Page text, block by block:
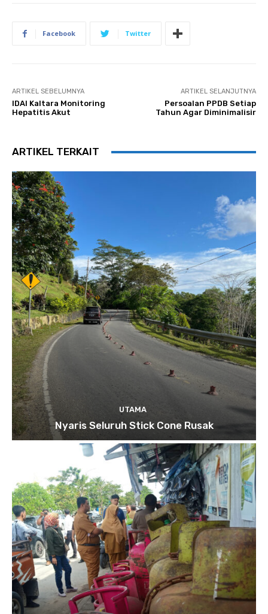
Facebook Twitter
ARTIKEL SEBELUMNYA
IDAI Kaltara Monitoring
Hepatitis Akut
ARTIKEL SELANJUTNYA
Persoalan PPDB Setiap
Tahun Agar Diminimalisir
ARTIKEL TERKAIT
UTAMA
Nyaris Seluruh Stick Cone Rusak